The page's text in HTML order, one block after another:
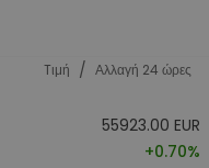
Tιμή / Αλλαγή 24 ώρες
55923.00 EUR
+0.70%